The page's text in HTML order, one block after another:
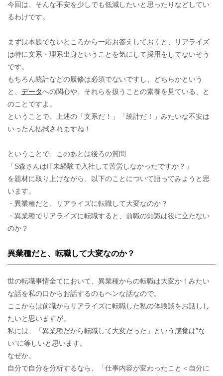
今回は、そんな不安を少しでも低減したいと思ったりなどしてい
るわけです。
まずは本題でないところから一応お答えしておくと、リアライズ
は特に文系・理系出身ということを気にして採用をしてないそう
です。
もちろん統計などの履修は必須でないですし、どちらかという
と、 データへの関心や、それらを扱うことの素養を見ている、と
のことですよ。
ということで、上述の「文系だ！」「統計だ！」みたいな不安は
いったん払拭されますね！
ということで、このあとは後ろの質問
「S森さんはIT未経験で入社して苦労しなかったですか？」
を題材に取り上げながら、以下のことについて語ってみようと思
います。
・異業種だと、リアライズに転職して大変なのか？
・異業種でリアライズに転職すると、前職の知識は役に立たない
のか？
異業種だと、転職して大変なのか？
世の転職事情全てにおいて、異業種からの転職は大変か！みたい
な話を私の口からお話するのもヘンな話なので。
ここからは前職からリアライズに転職した私の体験談をお話しし
たいと思いますが。
私には、「異業種だから転職して大変だった」という感覚は”な
い”に等しいと思います。
なぜか。
自分で自分を分析するなら、「仕事内容が変わったこと＜自分に